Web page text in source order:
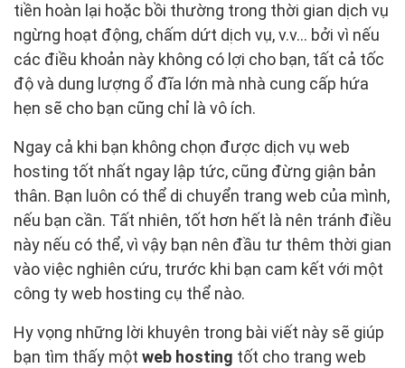
tiền hoàn lại hoặc bồi thường trong thời gian dịch vụ
ngừng hoạt động, chấm dứt dịch vụ, v.v... bởi vì nếu
các điều khoản này không có lợi cho bạn, tất cả tốc
độ và dung lượng ổ đĩa lớn mà nhà cung cấp hứa
hẹn sẽ cho bạn cũng chỉ là vô ích.
Ngay cả khi bạn không chọn được dịch vụ web
hosting tốt nhất ngay lập tức, cũng đừng giận bản
thân. Bạn luôn có thể di chuyển trang web của mình,
nếu bạn cần. Tất nhiên, tốt hơn hết là nên tránh điều
này nếu có thể, vì vậy bạn nên đầu tư thêm thời gian
vào việc nghiên cứu, trước khi bạn cam kết với một
công ty web hosting cụ thể nào.
Hy vọng những lời khuyên trong bài viết này sẽ giúp
bạn tìm thấy một web hosting tốt cho trang web